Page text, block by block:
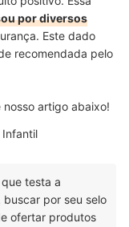
por diversos
Este dado
recomendada pelo
nosso artigo abaixo!
Infantil
testa a
por seu selo
ofertar produtos